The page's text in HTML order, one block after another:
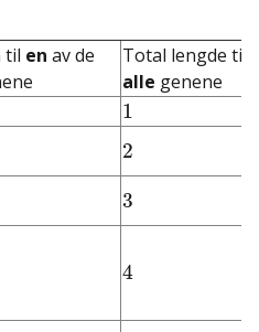
til en av de
Total lengde til
alle genene
1
1
2
2
3
3
4
4